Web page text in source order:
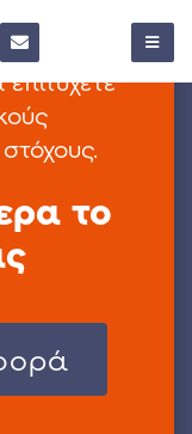
το